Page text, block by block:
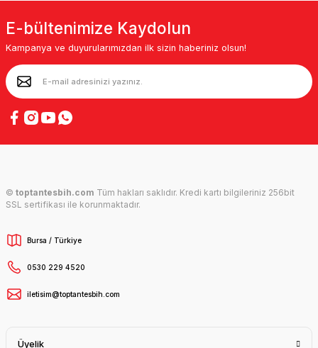
E-bültenimize Kaydolun
Kampanya ve duyurularımızdan ilk sizin haberiniz olsun!
© toptantesbih.com Tüm hakları saklıdır. Kredi kartı bilgileriniz 256bit
SSL sertifikası ile korunmaktadır.
Bursa / Türkiye
0530 229 4520
iletisim@toptantesbih.com
Üyelik